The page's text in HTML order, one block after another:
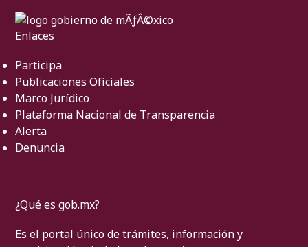
Enlaces
Participa
Publicaciones Oficiales
Marco Jurídico
Plataforma Nacional de Transparencia
Alerta
Denuncia
¿Qué es gob.mx?
Es el portal único de trámites, información y